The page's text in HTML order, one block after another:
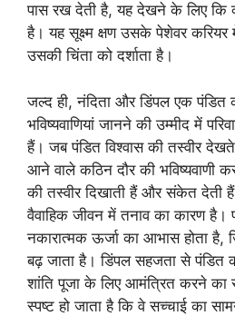
पास रख देती है, यह देखने के लिए कि
है। यह सूक्ष्म क्षण उसके पेशेवर करियर
उसकी चिंता को दर्शाता है।
जल्द ही, नंदिता और डिंपल एक पंडित
भविष्यवाणियां जानने की उम्मीद में
हैं। जब पंडित विश्वास की तस्वीर
आने वाले कठिन दौर की भविष्यवाणी
की तस्वीर दिखाती हैं और संकेत देती
वैवाहिक जीवन में तनाव का कारण
नकारात्मक ऊर्जा का आभास होता है,
बढ़ जाता है। डिंपल सहजता से पंडित
शांति पूजा के लिए आमंत्रित करने का
स्पष्ट हो जाता है कि वे सच्चाई का